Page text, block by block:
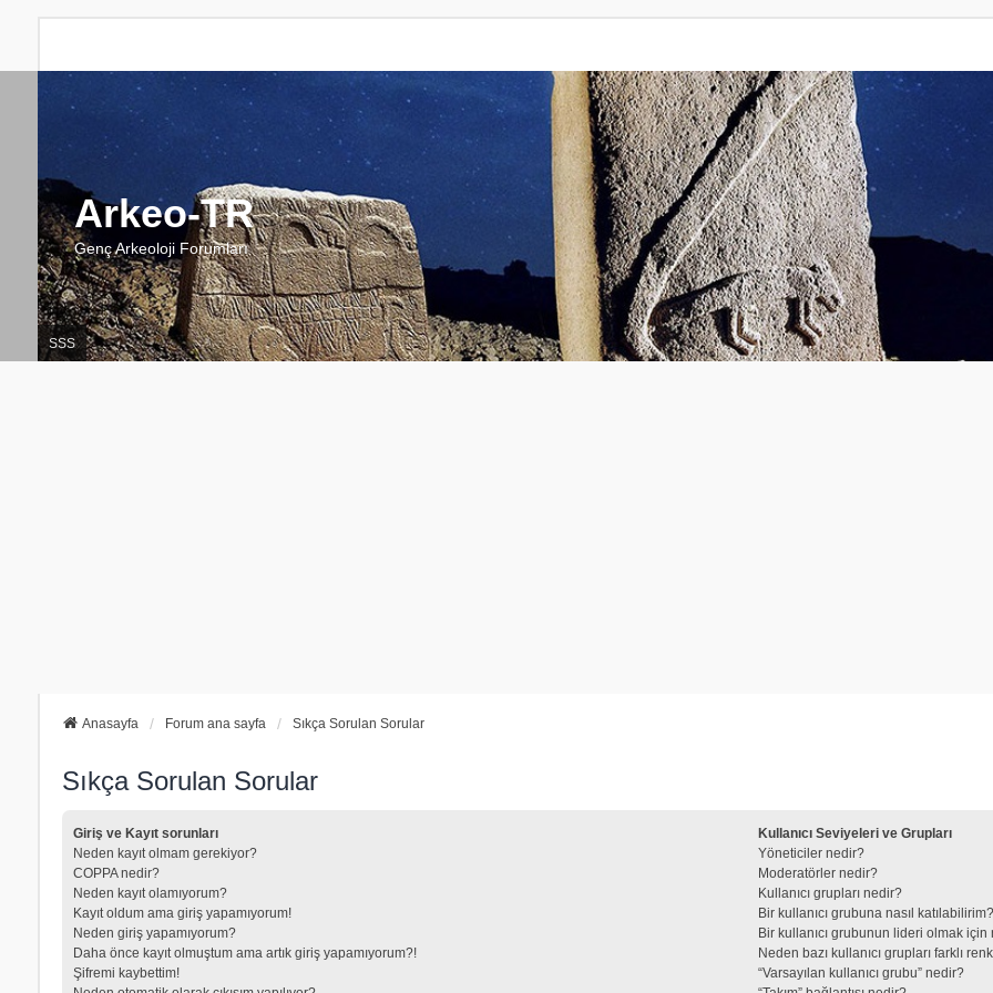
Arkeo-TR
Genç Arkeoloji Forumları
SSS
Anasayfa Forum ana sayfa Sıkça Sorulan Sorular
Sıkça Sorulan Sorular
Giriş ve Kayıt sorunları
Neden kayıt olmam gerekiyor?
COPPA nedir?
Neden kayıt olamıyorum?
Kayıt oldum ama giriş yapamıyorum!
Neden giriş yapamıyorum?
Daha önce kayıt olmuştum ama artık giriş yapamıyorum?!
Şifremi kaybettim!
Kullanıcı Seviyeleri ve Grupları
Yöneticiler nedir?
Moderatörler nedir?
Kullanıcı grupları nedir?
Bir kullanıcı grubuna nasıl katılabilirim?
Bir kullanıcı grubunun lideri olmak
Neden bazı kullanıcı grupları farklı
“Varsayılan kullanıcı grubu” nedir?